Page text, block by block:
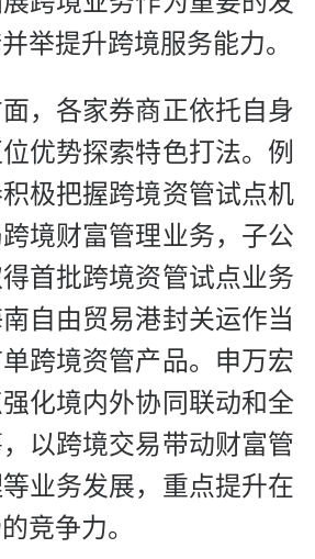
举提升跨境服务能力。
，各家券商正依托自身
优势探索特色打法。例
极把握跨境资管试点机
境财富管理业务，子公
首批跨境资管试点业务
自由贸易港封关运作当
跨境资管产品。申万宏
化境内外协同联动和全
以跨境交易带动财富管
业务发展，重点提升在
竞争力。